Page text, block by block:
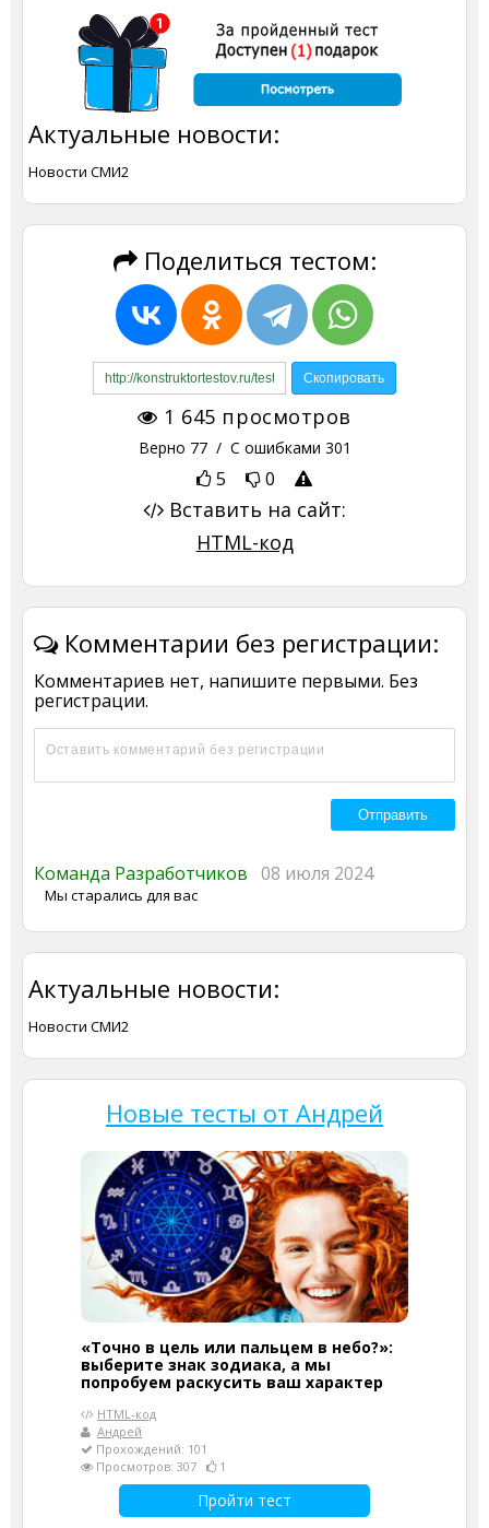
Актуальные новости:
Новости СМИ2
Поделиться тестом:
1 645 просмотров
Верно 77/ С ошибками 301
5 0
Вставить на сайт:
HTML-код
Комментарии без регистрации:
Комментариев нет, напишите первыми. Без
регистрации.
Команда Разработчиков 08 июля 2024
Мы старались для вас
Актуальные новости:
Новости СМИ2
Новые тесты от Андрей
«Точно в цель или пальцем в небо?»:
выберите знак зодиака, а мы
попробуем раскусить ваш характер
HTML-код
Андрей
Прохождений: 101
Просмотров: 307
1
Пройти тест